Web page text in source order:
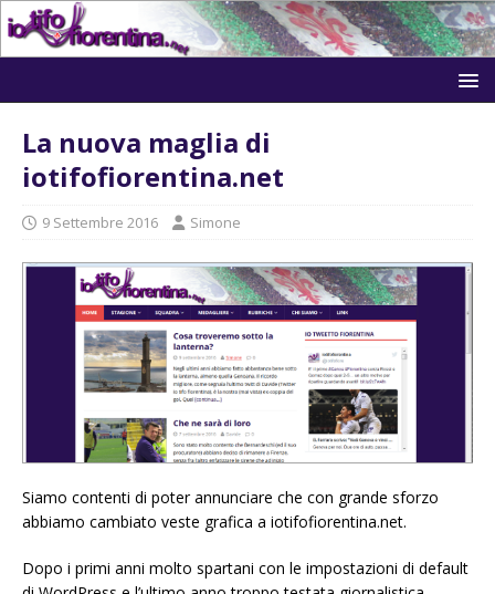
La nuova maglia di
iotifofiorentina.net
9 Settembre 2016 Simone
Siamo contenti di poter annunciare che con grande sforzo
abbiamo cambiato veste grafica a iotifofiorentina.net.
Dopo i primi anni molto spartani con le impostazioni di default